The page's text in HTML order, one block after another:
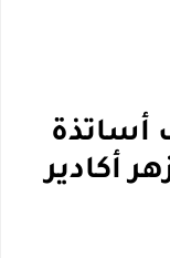
أساتذة
أكادير